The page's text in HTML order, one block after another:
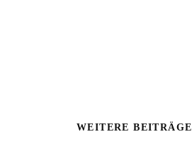
WEITERE BEITRÄGE